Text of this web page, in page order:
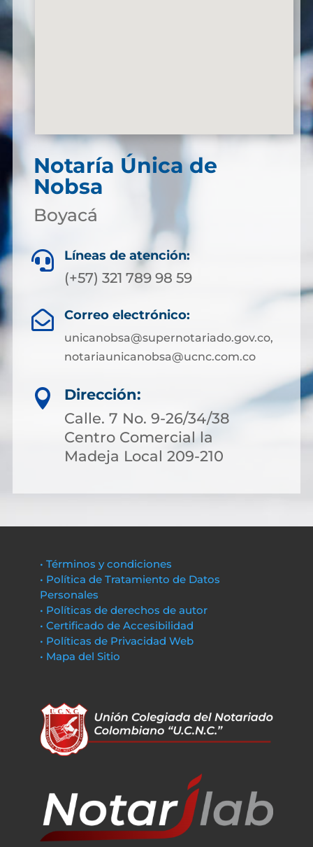
Notaría Única de
Nobsa
Boyacá
 Líneas de atención:
(+57) 321 789 98 59
 Correo electrónico:
unicanobsa@supernotariado.gov.co,
notariaunicanobsa@ucnc.com.co

Dirección:
Calle. 7 No. 9-26/34/38
Centro Comercial la
Madeja Local 209-210
• Términos y condiciones
• Política de Tratamiento de Datos
Personales
• Políticas de derechos de autor
• Certificado de Accesibilidad
• Políticas de Privacidad Web
• Mapa del Sitio